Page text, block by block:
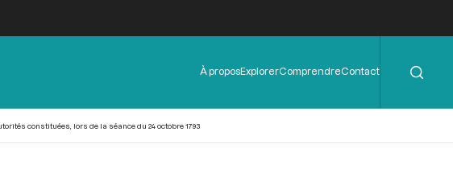
Menu
de
À proposExplorerComprendreContact
constituées, lors de la séance du 24 octobre 1793